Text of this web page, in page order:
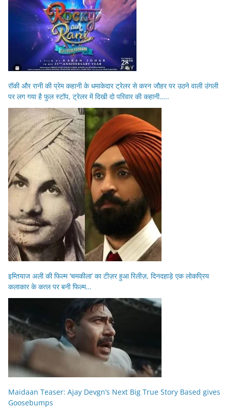
रॉकी और रानी की प्रेम कहानी के धमाकेदार ट्रेलर से करन जौहर पर उठने वाली उंगली
पर लग गया है फुल स्टॉप, ट्रेलर में दिखी दो परिवार की कहानी…..
इम्तियाज अली की फिल्म ‘चमकीला’ का टीज़र हुआ रिलीज़, दिनदहाड़े एक लोकप्रिय
कलाकार के कत्ल पर बनी फिल्म…
Maidaan Teaser: Ajay Devgn’s Next Big True Story Based gives
Goosebumps